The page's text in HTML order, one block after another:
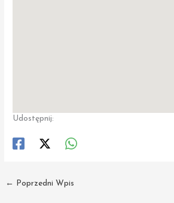
Udostępnij:
← Poprzedni Wpis